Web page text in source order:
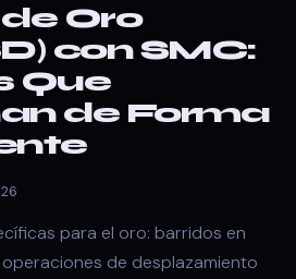
Oro
con SMC:
Que
de Forma
para el oro: barridos en
de desplazamiento